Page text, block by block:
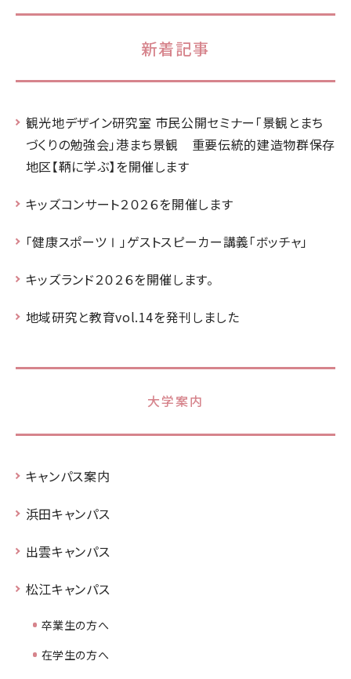
新着記事
観光地デザイン研究室 市民公開セミナー「景観とまち
づくりの勉強会」港まち景観 重要伝統的建造物群保存
地区【鞆に学ぶ】を開催します
キッズコンサート２０２６を開催します
「健康スポーツⅠ」ゲストスピーカー講義「ボッチャ」
キッズランド２０２６を開催します。
地域研究と教育vol.14を発刊しました
大学案内
キャンパス案内
浜田キャンパス
出雲キャンパス
松江キャンパス
卒業生の方へ
在学生の方へ